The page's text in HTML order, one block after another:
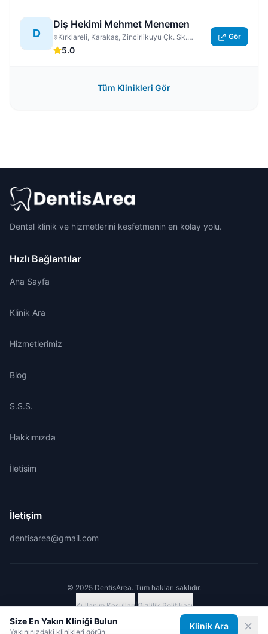
Size En Yakın Kliniği Bulun
Yakınınızdaki klinikleri görün
Klinik Ara
D
Diş Hekimi Mehmet Menemen
Kırklareli, Karakaş, Zincirlikuyu Çk. Sk.
No:3/5, Kırklareli Merkez
5.0
Gör
Tüm Klinikleri Gör
Dental klinik ve hizmetlerini keşfetmenin en kolay yolu.
Hızlı Bağlantılar
Ana Sayfa
Klinik Ara
Hizmetlerimiz
Blog
S.S.S.
Hakkımızda
İletişim
İletişim
dentisarea@gmail.com
© 2025 DentisArea. Tüm hakları saklıdır.
Kullanım Koşulları|Gizlilik Politikası